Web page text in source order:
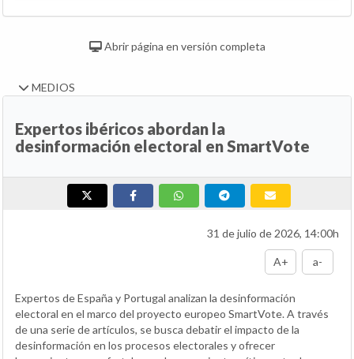
Abrir página en versión completa
MEDIOS
Expertos ibéricos abordan la
desinformación electoral en SmartVote
31 de julio de 2026, 14:00h
A+ a-
Expertos de España y Portugal analizan la desinformación
electoral en el marco del proyecto europeo SmartVote. A través
de una serie de artículos, se busca debatir el impacto de la
desinformación en los procesos electorales y ofrecer